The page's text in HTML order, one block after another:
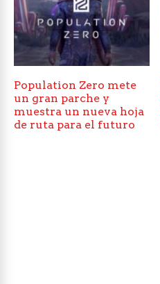
Population Zero mete
un gran parche y
muestra un nueva hoja
de ruta para el futuro